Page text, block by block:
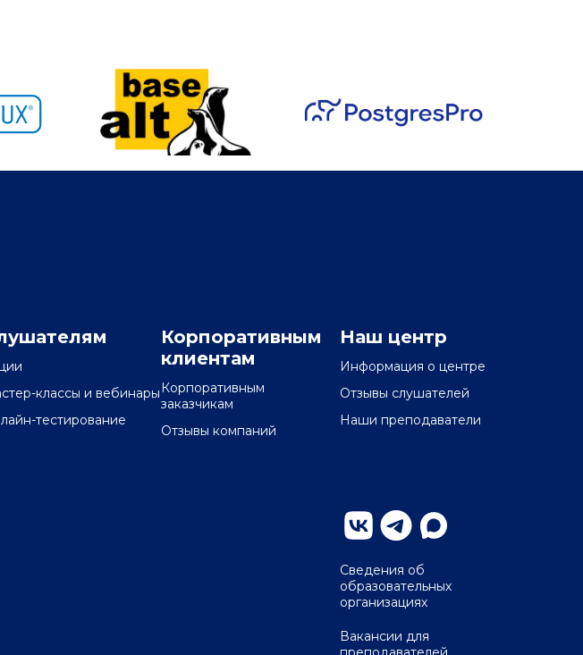
классы и вебинары
тестирование
Корпоративным
клиентам
Корпоративным
заказчикам
Отзывы компаний
Наш центр
Информация о центре
Отзывы слушателей
Наши преподаватели
Сведения об
образовательных
организациях
Вакансии для